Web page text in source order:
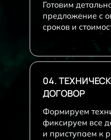
Готовим
предложение с
сроков и
04.
ДОГОВОР
Формируем
фиксируем все
и приступаем к